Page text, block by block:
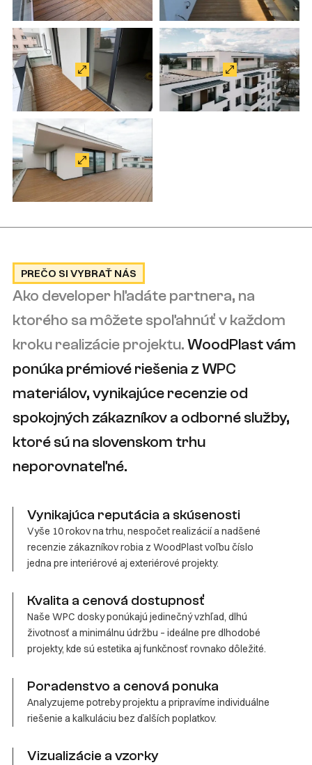
PREČO SI VYBRAŤ NÁS
Ako developer hľadáte partnera, na
ktorého sa môžete spoľahnúť v každom
kroku realizácie projektu.WoodPlast vám
ponúka prémiové riešenia z WPC
materiálov, vynikajúce recenzie od
spokojných zákazníkov a odborné služby,
ktoré sú na slovenskom trhu
neporovnateľné.
Vynikajúca reputácia a skúsenosti
Vyše 10 rokov na trhu, nespočet realizácií a nadšené
recenzie zákazníkov robia z WoodPlast voľbu číslo
jedna pre interiérové aj exteriérové projekty.
Kvalita a cenová dostupnosť
Naše WPC dosky ponúkajú jedinečný vzhľad, dlhú
životnosť a minimálnu údržbu – ideálne pre dlhodobé
projekty, kde sú estetika aj funkčnosť rovnako dôležité.
Poradenstvo a cenová ponuka
Analyzujeme potreby projektu a pripravíme individuálne
riešenie a kalkuláciu bez ďalších poplatkov.
Vizualizácie a vzorky